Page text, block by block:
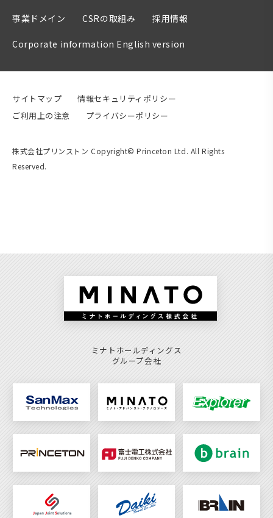
事業ドメイン CSRの取組み 採用情報
Corporate information English version
サイトマップ
情報セキュリティポリシー
ご利用上の注意
プライバシーポリシー
株式会社プリンストン Copyright© Princeton Ltd. All Rights
Reserved.
ミナトホールディングス
グループ会社